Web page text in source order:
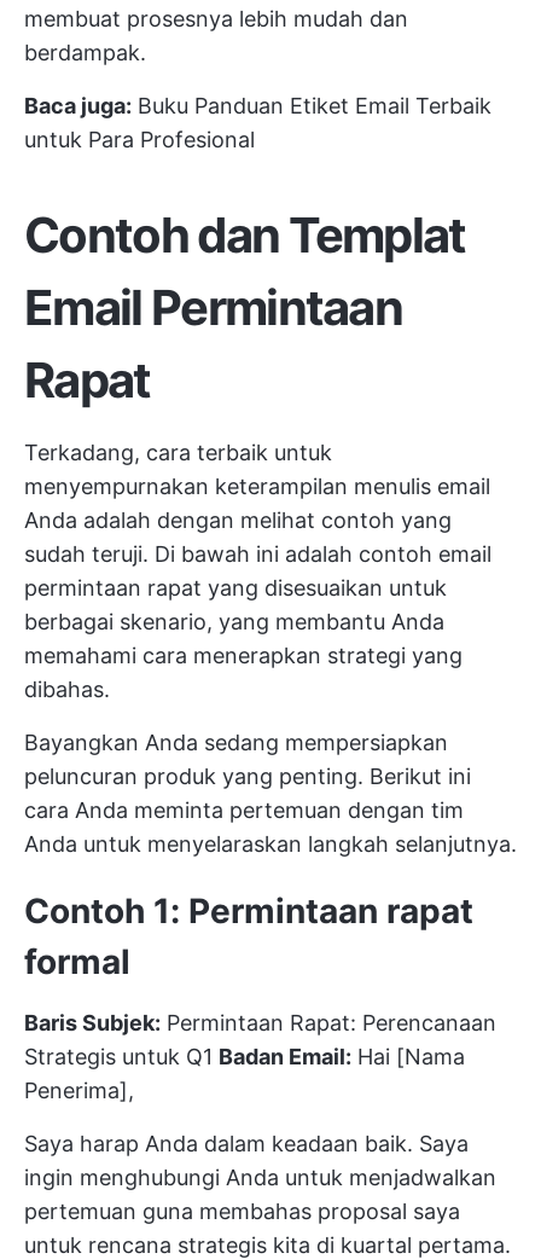
membuat prosesnya lebih mudah dan
berdampak.
Baca juga: Buku Panduan Etiket Email Terbaik
untuk Para Profesional
Contoh dan Templat
Email Permintaan
Rapat
Terkadang, cara terbaik untuk
menyempurnakan keterampilan menulis email
Anda adalah dengan melihat contoh yang
sudah teruji. Di bawah ini adalah contoh email
permintaan rapat yang disesuaikan untuk
berbagai skenario, yang membantu Anda
memahami cara menerapkan strategi yang
dibahas.
Bayangkan Anda sedang mempersiapkan
peluncuran produk yang penting. Berikut ini
cara Anda meminta pertemuan dengan tim
Anda untuk menyelaraskan langkah selanjutnya.
Contoh 1: Permintaan rapat
formal
Baris Subjek: Permintaan Rapat: Perencanaan
Strategis untuk Q1 Badan Email: Hai [Nama
Penerima],
Saya harap Anda dalam keadaan baik. Saya
ingin menghubungi Anda untuk menjadwalkan
pertemuan guna membahas proposal saya
untuk rencana strategis kita di kuartal pertama.